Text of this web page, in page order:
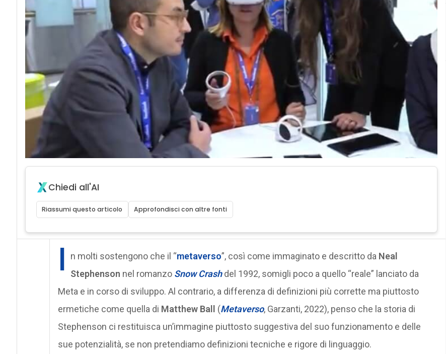
Chiedi all'AI
Riassumi questo articolo Approfondisci con altre fonti
I n molti sostengono che il “metaverso”, così come immaginato e descritto da Neal
Stephenson nel romanzo Snow Crashdel 1992, somigli poco a quello “reale” lanciato da
Meta e in corso di sviluppo. Al contrario, a differenza di definizioni più corrette ma piuttosto
ermetiche come quella di Matthew Ball (Metaverso, Garzanti, 2022), penso che la storia di
Stephenson ci restituisca un’immagine piuttosto suggestiva del suo funzionamento e delle
sue potenzialità, se non pretendiamo definizioni tecniche e rigore di linguaggio.
competenze digitali